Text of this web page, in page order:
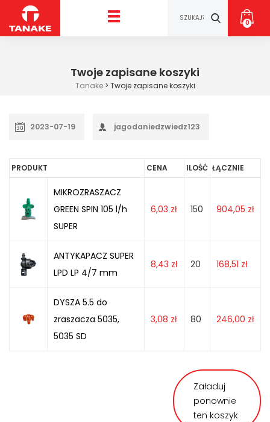
0
Twoje zapisane koszyki
Tanake> Twoje zapisane koszyki
2023-07-19 jagodaniedzwiedz123
PRODUKT CENA ILOŚĆ ŁĄCZNIE
MIKROZRASZACZ
GREEN SPIN 105 l/h
SUPER
6,03 zł 150 904,05 zł
ANTYKAPACZ SUPER
LPD LP 4/7 mm
8,43 zł 20 168,51 zł
DYSZA 5.5 do
zraszacza 5035,
5035 SD
3,08 zł 80 246,00 zł
Załaduj
ponownie
ten koszyk